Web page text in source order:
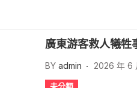
廣東游客救人犧牲
BY admin 2026 年 6